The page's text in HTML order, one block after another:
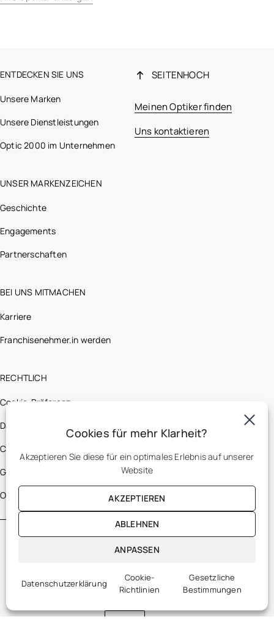
ENTDECKEN SIE UNS
Unsere Marken
Unsere Dienstleistungen
Optic 2000 im Unternehmen
UNSER MARKENZEICHEN
Geschichte
Engagements
Partnerschaften
BEI UNS MITMACHEN
Karriere
Franchisenehmer.in werden
RECHTLICH
Cookie-Präferenz
Datenschutzerklärung
Cookie-Richtlinien
Gesetzliche Bestimmungen
Optic 2000 France
SEITENHOCH
Meinen Optiker finden
Uns kontaktieren
Cookies für mehr Klarheit?
Akzeptieren Sie diese für ein optimales Erlebnis auf unserer
Website
AKZEPTIEREN
ABLEHNEN
ANPASSEN
Datenschutzerklärung
Cookie-
Richtlinien
Gesetzliche
Bestimmungen